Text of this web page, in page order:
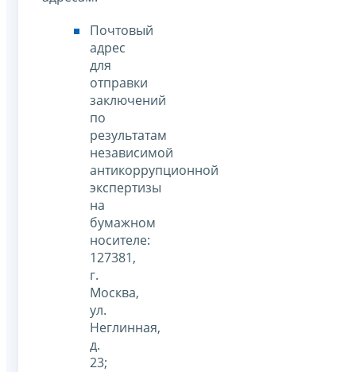
Почтовый
адрес
для
отправки
заключений
по
результатам
независимой
антикоррупционной
экспертизы
на
бумажном
носителе:
127381,
г.
Москва,
ул.
Неглинная,
д.
23;